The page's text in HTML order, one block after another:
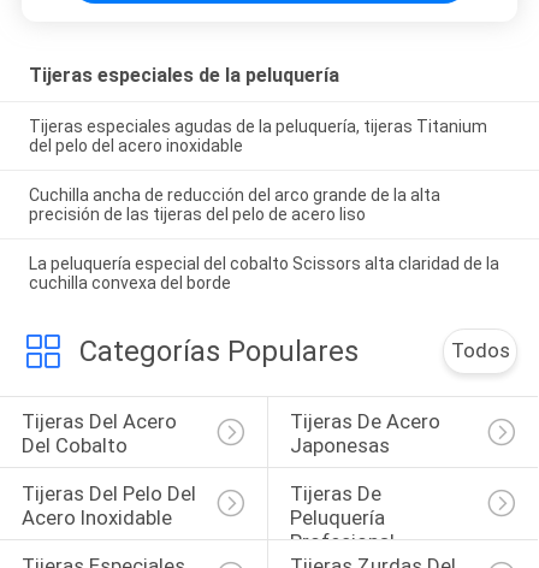
Tijeras especiales de la peluquería
Tijeras especiales agudas de la peluquería, tijeras Titanium
del pelo del acero inoxidable
Cuchilla ancha de reducción del arco grande de la alta
precisión de las tijeras del pelo de acero liso
La peluquería especial del cobalto Scissors alta claridad de la
cuchilla convexa del borde
Categorías Populares Todos
Tijeras Del Acero
Del Cobalto
Tijeras De Acero
Japonesas
Tijeras Del Pelo Del
Acero Inoxidable
Tijeras De
Peluquería
Profesional